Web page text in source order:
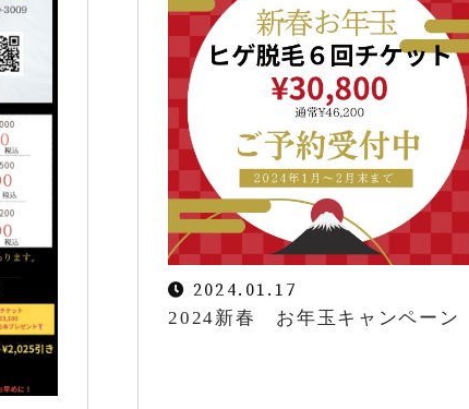
CONTACT
脱毛で、清潔感のある男に。
2024.01.17
2024新春 お年玉キャンペーン